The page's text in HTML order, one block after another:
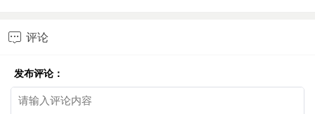
 评论
发布评论：